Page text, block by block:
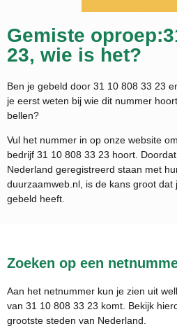
Gemiste
23, wie is het?
Ben je gebeld door 31 10 808 33 23
je eerst weten bij wie dit nummer
bellen?
Vul het nummer in op onze website
bedrijf 31 10 808 33 23 hoort.
Nederland geregistreerd staan met
duurzaamweb.nl, is de kans groot
gebeld heeft.
Zoeken op een
Aan het netnummer kun je zien uit
van 31 10 808 33 23 komt. Bekijk
grootste steden van Nederland.